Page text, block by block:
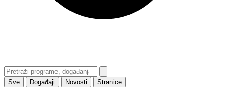
Sve Događaji Novosti Stranice